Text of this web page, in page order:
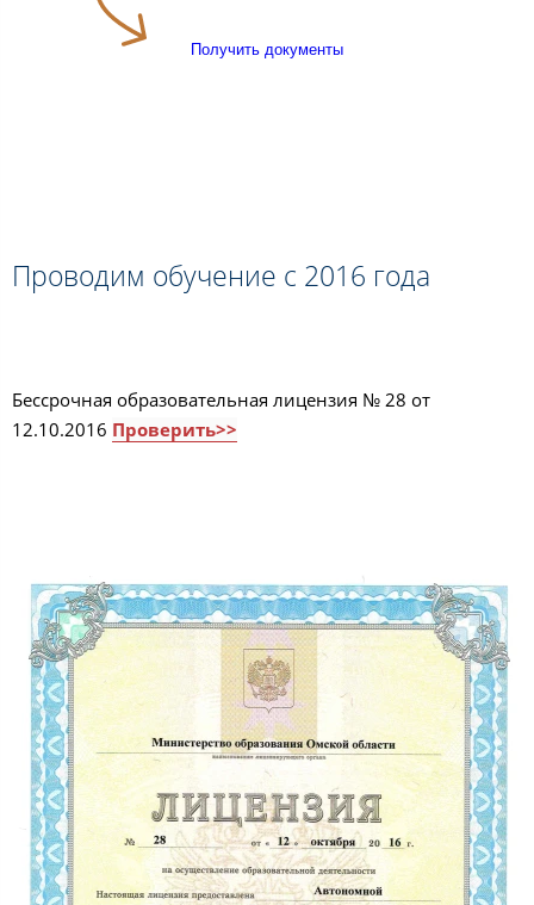
Получить документы
Проводим обучение с 2016 года
Бессрочная образовательная лицензия № 28 от
12.10.2016 Проверить>>